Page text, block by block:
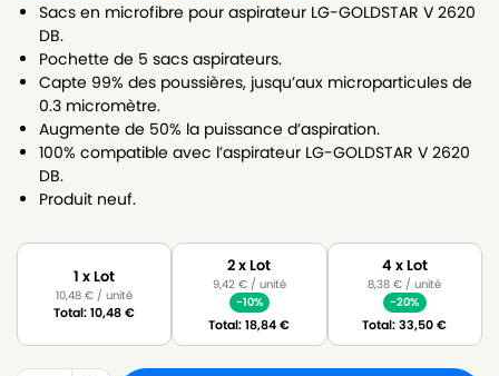
Sacs en microfibre pour aspirateur LG-GOLDSTAR V 2620
DB.
Pochette de 5 sacs aspirateurs.
Capte 99% des poussières, jusqu’aux microparticules de
0.3 micromètre.
Augmente de 50% la puissance d’aspiration.
100% compatible avec l’aspirateur LG-GOLDSTAR V 2620
DB.
Produit neuf.
1 x Lot
10,48€ / unité
Total:10,48€
2 x Lot
9,42 €/ unité
-10%
Total:18,84€
4 x Lot
8,38€ / unité
-20%
Total:33,50€